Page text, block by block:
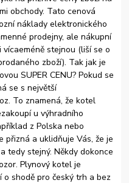
obchody. Tato cenová
náklady elektronického
prodejny, ale nákupní
stejnou (liší se o
zboží). Tak jak je
SUPER CENU? Pokud se
se s největší
To znamená, že kotel
u výhradního
z Polska nebo
přizná a uklidňuje Vás, že je
tedy stejný. Někdy dokonce
Plynový kotel je
shodě pro český trh a bez